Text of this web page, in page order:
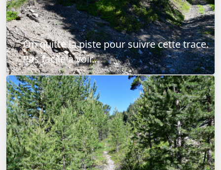
On quitte la piste pour suivre cette trace.
Pas facile à voir...